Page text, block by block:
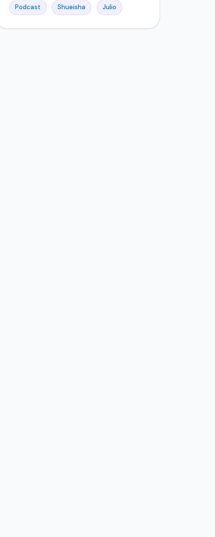
Podcast Shueisha Julio